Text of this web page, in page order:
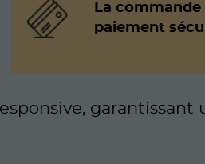
La
paiement